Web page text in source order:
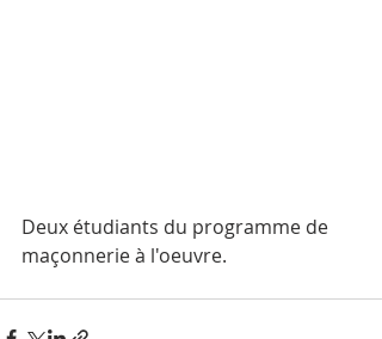
Deux étudiants du programme de
maçonnerie à l'oeuvre.